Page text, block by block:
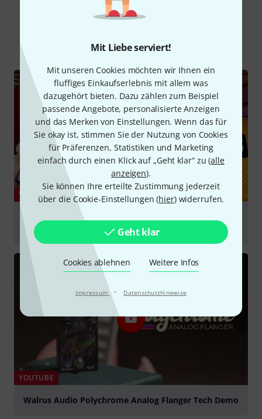
Mit Liebe serviert!
Mit unseren Cookies möchten wir Ihnen ein
fluffiges Einkaufserlebnis mit allem was
dazugehört bieten. Dazu zählen zum Beispiel
passende Angebote, personalisierte Anzeigen
und das Merken von Einstellungen. Wenn das für
Sie okay ist, stimmen Sie der Nutzung von Cookies
für Präferenzen, Statistiken und Marketing
einfach durch einen Klick auf „Geht klar“ zu (alle
anzeigen).
Sie können Ihre erteilte Zustimmung jederzeit
über die Cookie-Einstellungen (hier) widerrufen.
Geht klar
Cookies ablehnen Weitere Infos
Impressum · Datenschutzhinweise
Schon gewusst?
Videos Ratgeber Testberichte
YOUTUBE
A NEW ANALOG CLASSIC? WALRUS AUDIO
POLYCHROME FLANGER
YOUTUBE
Walrus Audio Polychrome Analog Flanger Tech Demo